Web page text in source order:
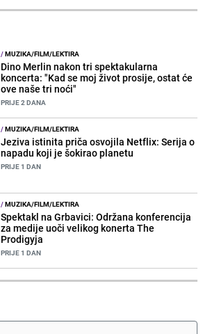
/MUZIKA/FILM/LEKTIRA
Dino Merlin nakon tri spektakularna
koncerta: "Kad se moj život prosije, ostat će
ove naše tri noći"
PRIJE 2 DANA
/MUZIKA/FILM/LEKTIRA
Jeziva istinita priča osvojila Netflix: Serija o
napadu koji je šokirao planetu
PRIJE 1 DAN
/MUZIKA/FILM/LEKTIRA
Spektakl na Grbavici: Održana konferencija
za medije uoči velikog konerta The
Prodigyja
PRIJE 1 DAN